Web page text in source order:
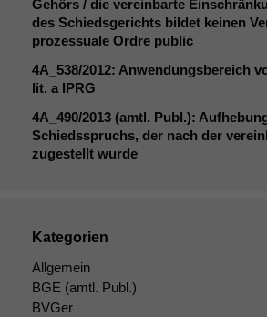
Gehörs / die vereinbarte
des Schiedsgerichts bildet keinen
prozessuale Ordre public
4A_538/2012: Anwendungsbereich
lit. a IPRG
4A_490/2013 (amtl. Publ.):
Schiedsspruchs, der nach der
zugestellt wurde
Kategorien
Allgemein
BGE (amtl. Publ.)
BVGer